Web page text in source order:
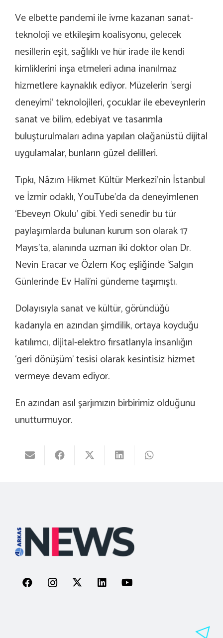
Ve elbette pandemi ile ivme kazanan sanat-
teknoloji ve etkileşim koalisyonu, gelecek
nesillerin eşit, sağlıklı ve hür irade ile kendi
kimliklerini inşa etmeleri adına inanılmaz
hizmetlere kaynaklık ediyor. Müzelerin ‘sergi
deneyimi’ teknolojileri, çocuklar ile ebeveynlerin
sanat ve bilim, edebiyat ve tasarımla
buluşturulmaları adına yapılan olağanüstü dijital
uygulamalar, bunların güzel delilleri.
Tıpkı, Nâzım Hikmet Kültür Merkezi’nin İstanbul
ve İzmir odaklı, YouTube’da da deneyimlenen
‘Ebeveyn Okulu’ gibi. Yedi senedir bu tür
paylaşımlarda bulunan kurum son olarak 17
Mayıs’ta, alanında uzman iki doktor olan Dr.
Nevin Eracar ve Özlem Koç eşliğinde ‘Salgın
Günlerinde Ev Hali’ni gündeme taşımıştı.
Dolayısıyla sanat ve kültür, göründüğü
kadarıyla en azından şimdilik, ortaya koyduğu
katılımcı, dijital-elektro fırsatlarıyla insanlığın
‘geri dönüşüm’ tesisi olarak kesintisiz hizmet
vermeye devam ediyor.
En azından asıl şarjımızın birbirimiz olduğunu
unutturmuyor.